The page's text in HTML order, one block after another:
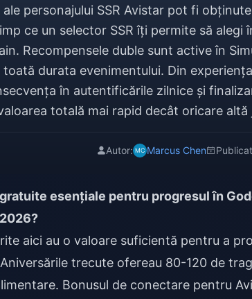
ale personajului SSR Avistar pot fi
ce un selector SSR îți permite să
Recompensele duble sunt active în
toată durata evenimentului. Din
în autentificările zilnice și
totală mai rapid decât oricare
Autor: Marcus Chen
esențiale pentru progresul în
aici au o valoare suficientă pentru a
trecute ofereau 80-120 de
Bonusul de conectare pentru